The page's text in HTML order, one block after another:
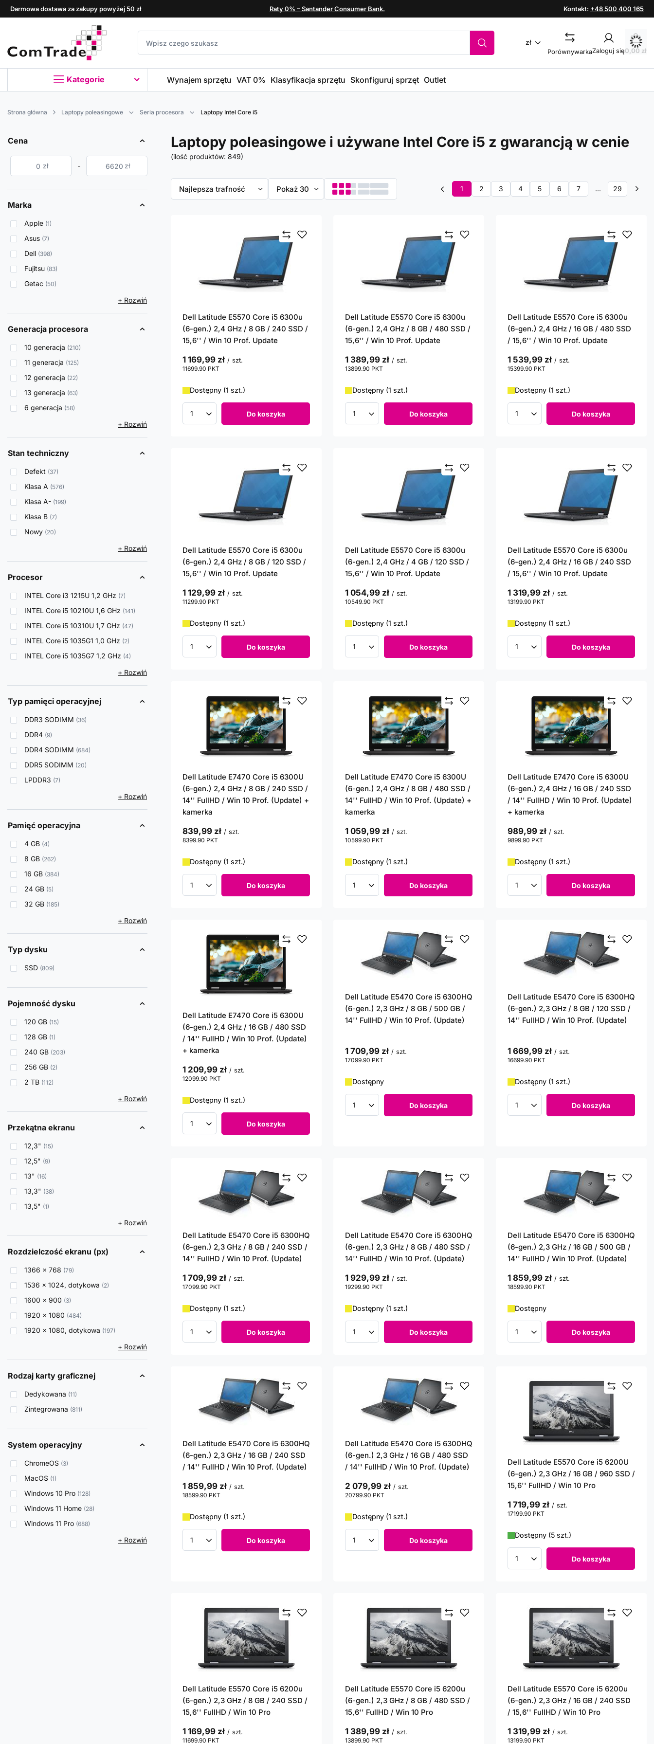
Darmowa dostawa za zakupy powyżej 50 zł Raty 0% – Santander Consumer Bank. Kontakt: +48 500 400 165
zł
PorównywarkaZaloguj się0,00 zł
Kategorie Wynajem sprzętu VAT 0% Klasyfikacja sprzętu Skonfiguruj sprzęt Outlet
Strona główna Laptopy poleasingowe Seria procesora Laptopy Intel Core i5
Cena
zł - zł
Marka
Apple 1
Asus 7
Dell 398
Fujitsu 83
Getac 50
+ Rozwiń
Generacja procesora
10 generacja 210
11 generacja 125
12 generacja 22
13 generacja 63
6 generacja 58
+ Rozwiń
Stan techniczny
Defekt 37
Klasa A 576
Klasa A- 199
Klasa B 7
Nowy 20
+ Rozwiń
Procesor
INTEL Core i3 1215U 1,2 GHz 7
INTEL Core i5 10210U 1,6 GHz 141
INTEL Core i5 10310U 1,7 GHz 47
INTEL Core i5 1035G1 1,0 GHz 2
INTEL Core i5 1035G7 1,2 GHz 4
+ Rozwiń
Typ pamięci operacyjnej
DDR3 SODIMM 36
DDR4 9
DDR4 SODIMM 684
DDR5 SODIMM 20
LPDDR3 7
+ Rozwiń
Pamięć operacyjna
4 GB 4
8 GB 262
16 GB 384
24 GB 5
32 GB 185
+ Rozwiń
Typ dysku
SSD 809
Pojemność dysku
120 GB 15
128 GB 1
240 GB 203
256 GB 2
2 TB 112
+ Rozwiń
Przekątna ekranu
12,3" 15
12,5" 9
13" 16
13,3" 38
13,5" 1
+ Rozwiń
Rozdzielczość ekranu (px)
1366 x 768 79
1536 x 1024, dotykowa 2
1600 x 900 3
1920 x 1080 484
1920 x 1080, dotykowa 197
+ Rozwiń
Rodzaj karty graficznej
Dedykowana 11
Zintegrowana 811
System operacyjny
ChromeOS 3
MacOS 1
Windows 10 Pro 128
Windows 11 Home 28
Windows 11 Pro 688
+ Rozwiń
Laptopy poleasingowe i używane Intel Core i5 z gwarancją w cenie
(ilość produktów: 849)
Zmień sortowanie
Najlepsza trafność Zmień ilość wyświetlanych produktów
Pokaż 30 1 2 3 4 5 6 7 ... 29
Dell Latitude E5570 Core i5 6300u
(6-gen.) 2,4 GHz / 8 GB / 240 SSD /
15,6'' / Win 10 Prof. Update
1 169,99 zł / szt.
11699.90 PKT
Dostępny (1 szt.)
Ilość produktów Do koszyka
Dell Latitude E5570 Core i5 6300u
(6-gen.) 2,4 GHz / 8 GB / 480 SSD /
15,6'' / Win 10 Prof. Update
1 389,99 zł / szt.
13899.90 PKT
Dostępny (1 szt.)
Ilość produktów Do koszyka
Dell Latitude E5570 Core i5 6300u
(6-gen.) 2,4 GHz / 16 GB / 480 SSD
/ 15,6'' / Win 10 Prof. Update
1 539,99 zł / szt.
15399.90 PKT
Dostępny (1 szt.)
Ilość produktów Do koszyka
Dell Latitude E5570 Core i5 6300u
(6-gen.) 2,4 GHz / 8 GB / 120 SSD /
15,6'' / Win 10 Prof. Update
1 129,99 zł / szt.
11299.90 PKT
Dostępny (1 szt.)
Ilość produktów Do koszyka
Dell Latitude E5570 Core i5 6300u
(6-gen.) 2,4 GHz / 4 GB / 120 SSD /
15,6'' / Win 10 Prof. Update
1 054,99 zł / szt.
10549.90 PKT
Dostępny (1 szt.)
Ilość produktów Do koszyka
Dell Latitude E5570 Core i5 6300u
(6-gen.) 2,4 GHz / 16 GB / 240 SSD
/ 15,6'' / Win 10 Prof. Update
1 319,99 zł / szt.
13199.90 PKT
Dostępny (1 szt.)
Ilość produktów Do koszyka
Dell Latitude E7470 Core i5 6300U
(6-gen.) 2,4 GHz / 8 GB / 240 SSD /
14'' FullHD / Win 10 Prof. (Update) +
kamerka
839,99 zł / szt.
8399.90 PKT
Dostępny (1 szt.)
Ilość produktów Do koszyka
Dell Latitude E7470 Core i5 6300U
(6-gen.) 2,4 GHz / 8 GB / 480 SSD /
14'' FullHD / Win 10 Prof. (Update) +
kamerka
1 059,99 zł / szt.
10599.90 PKT
Dostępny (1 szt.)
Ilość produktów Do koszyka
Dell Latitude E7470 Core i5 6300U
(6-gen.) 2,4 GHz / 16 GB / 240 SSD
/ 14'' FullHD / Win 10 Prof. (Update)
+ kamerka
989,99 zł / szt.
9899.90 PKT
Dostępny (1 szt.)
Ilość produktów Do koszyka
Dell Latitude E7470 Core i5 6300U
(6-gen.) 2,4 GHz / 16 GB / 480 SSD
/ 14'' FullHD / Win 10 Prof. (Update)
+ kamerka
1 209,99 zł / szt.
12099.90 PKT
Dostępny (1 szt.)
Ilość produktów Do koszyka
Dell Latitude E5470 Core i5 6300HQ
(6-gen.) 2,3 GHz / 8 GB / 500 GB /
14'' FullHD / Win 10 Prof. (Update)
1 709,99 zł / szt.
17099.90 PKT
Dostępny
Ilość produktów Do koszyka
Dell Latitude E5470 Core i5 6300HQ
(6-gen.) 2,3 GHz / 8 GB / 120 SSD /
14'' FullHD / Win 10 Prof. (Update)
1 669,99 zł / szt.
16699.90 PKT
Dostępny (1 szt.)
Ilość produktów Do koszyka
Dell Latitude E5470 Core i5 6300HQ
(6-gen.) 2,3 GHz / 8 GB / 240 SSD /
14'' FullHD / Win 10 Prof. (Update)
1 709,99 zł / szt.
17099.90 PKT
Dostępny (1 szt.)
Ilość produktów Do koszyka
Dell Latitude E5470 Core i5 6300HQ
(6-gen.) 2,3 GHz / 8 GB / 480 SSD /
14'' FullHD / Win 10 Prof. (Update)
1 929,99 zł / szt.
19299.90 PKT
Dostępny (1 szt.)
Ilość produktów Do koszyka
Dell Latitude E5470 Core i5 6300HQ
(6-gen.) 2,3 GHz / 16 GB / 500 GB /
14'' FullHD / Win 10 Prof. (Update)
1 859,99 zł / szt.
18599.90 PKT
Dostępny
Ilość produktów Do koszyka
Dell Latitude E5470 Core i5 6300HQ
(6-gen.) 2,3 GHz / 16 GB / 240 SSD
/ 14'' FullHD / Win 10 Prof. (Update)
1 859,99 zł / szt.
18599.90 PKT
Dostępny (1 szt.)
Ilość produktów Do koszyka
Dell Latitude E5470 Core i5 6300HQ
(6-gen.) 2,3 GHz / 16 GB / 480 SSD
/ 14'' FullHD / Win 10 Prof. (Update)
2 079,99 zł / szt.
20799.90 PKT
Dostępny (1 szt.)
Ilość produktów Do koszyka
Dell Latitude E5570 Core i5 6200U
(6-gen.) 2,3 GHz / 16 GB / 960 SSD /
15,6'' FullHD / Win 10 Pro
1 719,99 zł / szt.
17199.90 PKT
Dostępny (5 szt.)
Ilość produktów Do koszyka
Dell Latitude E5570 Core i5 6200u
(6-gen.) 2,3 GHz / 8 GB / 240 SSD /
15,6'' FullHD / Win 10 Pro
1 169,99 zł / szt.
11699.90 PKT
Dell Latitude E5570 Core i5 6200u
(6-gen.) 2,3 GHz / 8 GB / 480 SSD /
15,6'' FullHD / Win 10 Pro
1 389,99 zł / szt.
13899.90 PKT
Dell Latitude E5570 Core i5 6200u
(6-gen.) 2,3 GHz / 16 GB / 240 SSD
/ 15,6'' FullHD / Win 10 Pro
1 319,99 zł / szt.
13199.90 PKT